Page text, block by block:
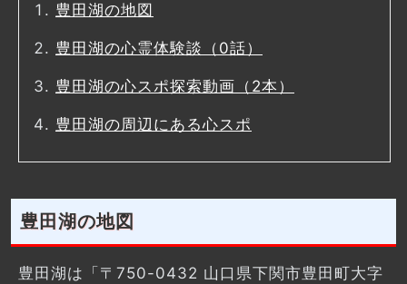
豊田湖の地図
豊田湖の心霊体験談（0話）
豊田湖の心スポ探索動画（2本）
豊田湖の周辺にある心スポ
豊田湖の地図
豊田湖は「〒750-0432 山口県下関市豊田町大字